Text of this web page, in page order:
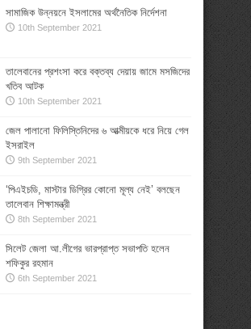
সামাজিক উন্নয়নে ইসলামের অর্থনৈতিক নির্দেশনা
10th September 2021
তালেবানের প্রশংসা করে বক্তব্য দেয়ায় জামে মসজিদের
খতিব আটক
10th September 2021
জেল পালানো ফিলিস্তিনিদের ৬ আত্মীয়কে ধরে নিয়ে গেল
ইসরাইল
9th September 2021
‘পিএইচডি, মাস্টার ডিগ্রির কোনো মূল্য নেই’ বলছেন
তালেবান শিক্ষামন্ত্রী
8th September 2021
সিলেট জেলা আ.লীগের ভারপ্রাপ্ত সভাপতি হলেন
শফিকুর রহমান
6th September 2021